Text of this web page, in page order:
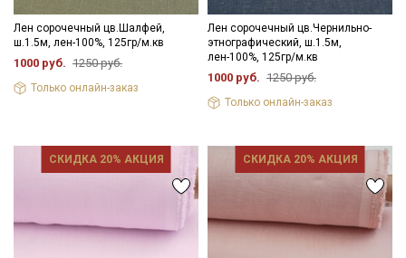
Лен сорочечный цв.Шалфей,
ш.1.5м, лен-100%, 125гр/м.кв
1000 руб. 1250 руб.
Только онлайн-заказ
Лен сорочечный цв.Чернильно-
этнографический, ш.1.5м,
лен-100%, 125гр/м.кв
1000 руб. 1250 руб.
Только онлайн-заказ
СКИДКА 20% АКЦИЯ СКИДКА 20% АКЦИЯ